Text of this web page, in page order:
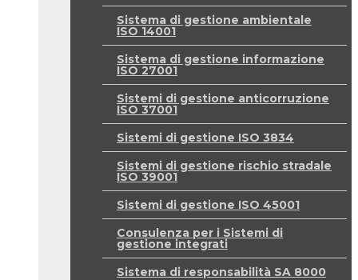
Sistema di gestione ambientale
ISO 14001
Sistema di gestione informazione
ISO 27001
Sistemi di gestione anticorruzione
ISO 37001
Sistemi di gestione ISO 3834
Sistemi di gestione rischio stradale
ISO 39001
Sistemi di gestione ISO 45001
Consulenza per i Sistemi di
gestione integrati
Sistema di responsabilità SA 8000